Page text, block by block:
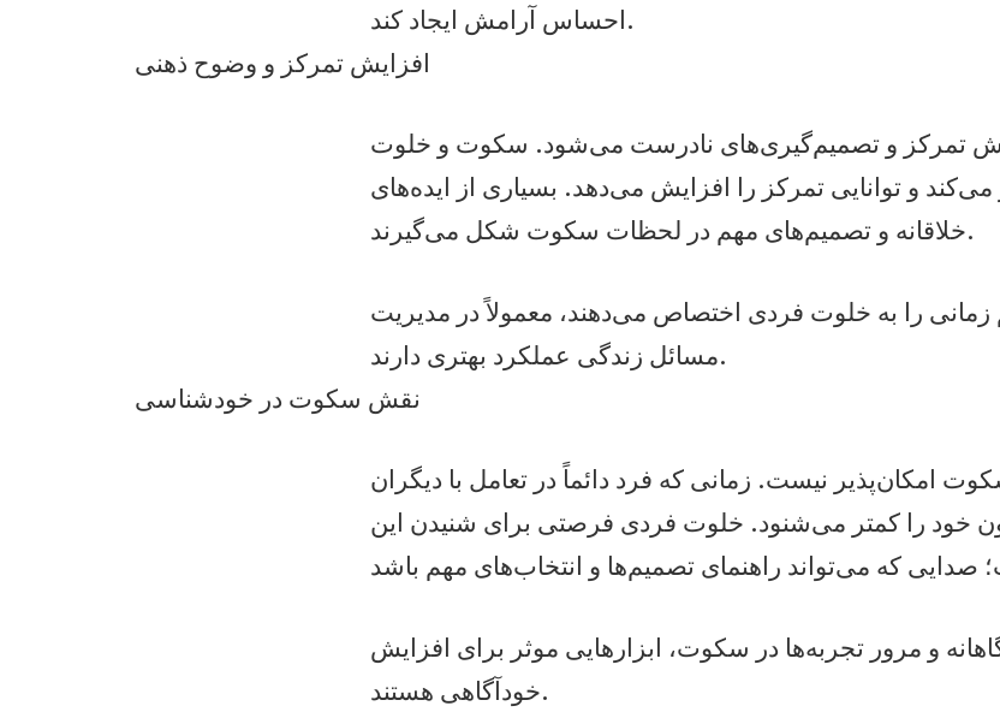
احساس آرامش ایجاد کند.
افزایش تمرکز و وضوح ذهنی
تمرکز و تصمیم‌گیری‌های نادرست می‌شود. سکوت و خلوت
و توانایی تمرکز را افزایش می‌دهد. بسیاری از ایده‌های
خلاقانه و تصمیم‌های مهم در لحظات سکوت شکل می‌گیرند.
را به خلوت فردی اختصاص می‌دهند، معمولاً در مدیریت
مسائل زندگی عملکرد بهتری دارند.
نقش سکوت در خودشناسی
امکان‌پذیر نیست. زمانی که فرد دائماً در تعامل با دیگران
خود را کمتر می‌شنود. خلوت فردی فرصتی برای شنیدن این
و مرور تجربه‌ها در سکوت، ابزارهایی موثر برای افزایش
خودآگاهی هستند.